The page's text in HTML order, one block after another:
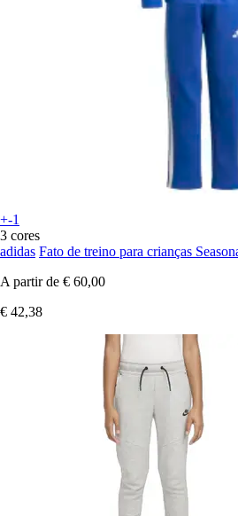
+-1
3 cores
adidas Fato de treino para crianças
A partir de € 60,00
€ 42,38